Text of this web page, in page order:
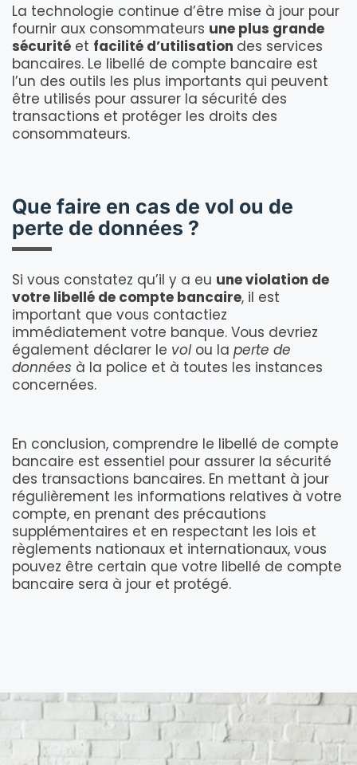
La technologie continue d’être mise à jour pour
fournir aux consommateurs une plus grande
sécurité et facilité d’utilisation des services
bancaires. Le libellé de compte bancaire est
l’un des outils les plus importants qui peuvent
être utilisés pour assurer la sécurité des
transactions et protéger les droits des
consommateurs.
Que faire en cas de vol ou de
perte de données ?
Si vous constatez qu’il y a eu une violation de
votre libellé de compte bancaire, il est
important que vous contactiez
immédiatement votre banque. Vous devriez
également déclarer le volou la perte de
données à la police et à toutes les instances
concernées.
En conclusion, comprendre le libellé de compte
bancaire est essentiel pour assurer la sécurité
des transactions bancaires. En mettant à jour
régulièrement les informations relatives à votre
compte, en prenant des précautions
supplémentaires et en respectant les lois et
règlements nationaux et internationaux, vous
pouvez être certain que votre libellé de compte
bancaire sera à jour et protégé.